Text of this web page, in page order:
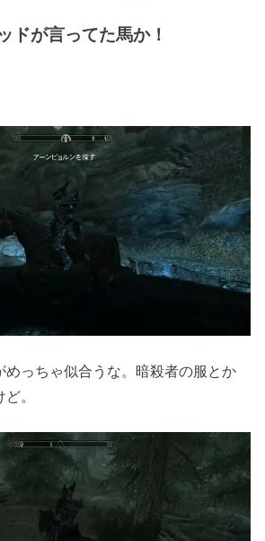
ドが言ってた馬か！
めっちゃ似合うな。暗殺者の服とか
。